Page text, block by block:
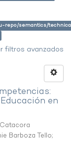
repo/semantics/
filtros avanzados
en
Barboza Tello;